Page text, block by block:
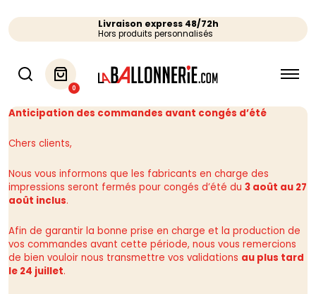
Livraison express 48/72h
Hors produits personnalisés
0
Anticipation des commandes avant congés d’été
Chers clients,
Nous vous informons que les fabricants en charge des
impressions seront fermés pour congés d’été du 3 août au 27
août inclus.
Afin de garantir la bonne prise en charge et la production de
vos commandes avant cette période, nous vous remercions
de bien vouloir nous transmettre vos validations au plus tard
le 24 juillet.